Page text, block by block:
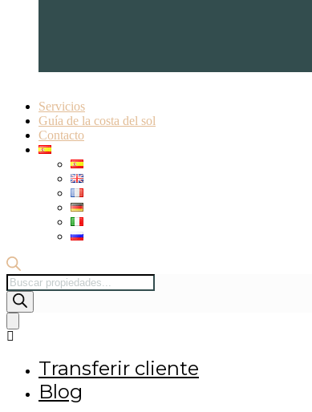
Servicios
Guía de la costa del sol
Contacto
Búsqueda
de
productos
Transferir cliente
Blog